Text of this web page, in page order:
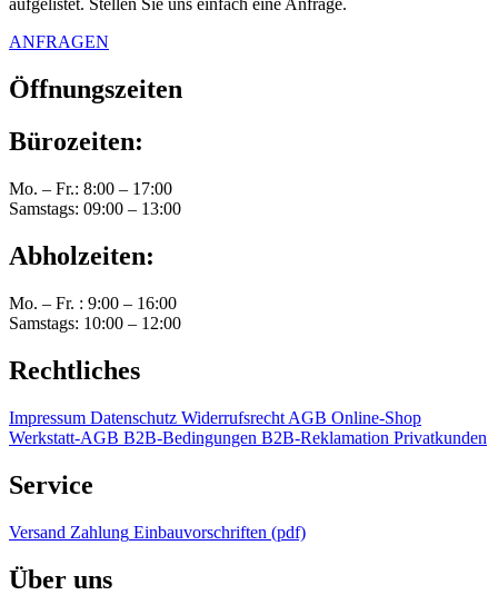
aufgelistet. Stellen Sie uns einfach eine Anfrage.
ANFRAGEN
Öffnungszeiten
Bürozeiten:
Mo. – Fr.: 8:00 – 17:00
Samstags: 09:00 – 13:00
Abholzeiten:
Mo. – Fr. : 9:00 – 16:00
Samstags: 10:00 – 12:00
Rechtliches
Impressum Datenschutz Widerrufsrecht AGB Online-Shop
Werkstatt-AGB B2B-Bedingungen B2B-Reklamation Privatkunden
Service
Versand Zahlung Einbauvorschriften (pdf)
Über uns